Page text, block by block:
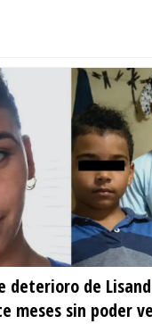
deterioro de
meses sin poder